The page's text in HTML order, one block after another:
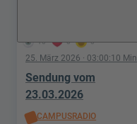
10 0 0
25. März 2026 · 03:00:10 Min
Sendung vom
23.03.2026
CAMPUSRADIO